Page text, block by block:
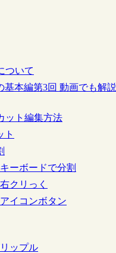
ついて
基本編第3回 動画でも解説
ット編集方法
ト
ーボードで分割
クリっく
イコンボタン
ップル